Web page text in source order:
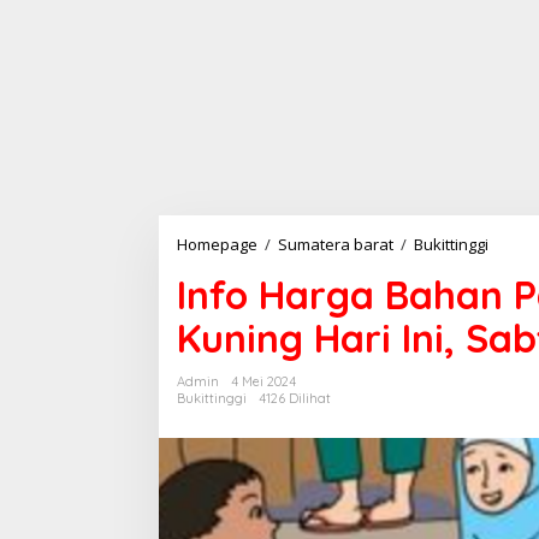
Homepage / Sumatera barat / Bukittinggi
f
o
H
a
B
a
h
a
n
Info Harga Bahan
Kuning Hari Ini,
Admin
4 Mei 2024
Bukittinggi
4126 Dilihat